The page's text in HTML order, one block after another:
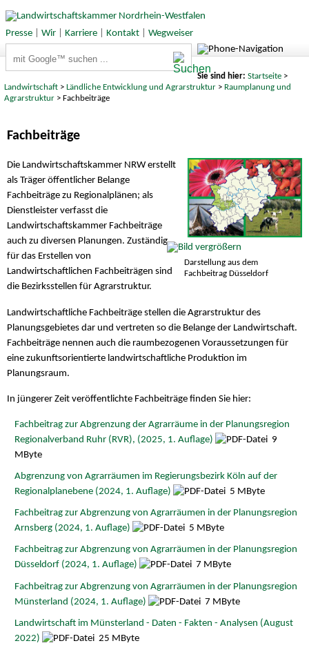
Presse| Wir| Karriere| Kontakt| Wegweiser
Sie sind hier: Startseite>
Landwirtschaft >Ländliche Entwicklung und Agrarstruktur > Raumplanung und
Agrarstruktur > Fachbeiträge
Fachbeiträge
Darstellung aus dem
Fachbeitrag Düsseldorf
Die Landwirtschaftskammer NRW erstellt
als Träger öffentlicher Belange
Fachbeiträge zu Regionalplänen; als
Dienstleister verfasst die
Landwirtschaftskammer Fachbeiträge
auch zu diversen Planungen. Zuständig
für das Erstellen von
Landwirtschaftlichen Fachbeiträgen sind
die Bezirksstellen für Agrarstruktur.
Landwirtschaftliche Fachbeiträge stellen die Agrarstruktur des
Planungsgebietes dar und vertreten so die Belange der Landwirtschaft.
Fachbeiträge nennen auch die raumbezogenen Voraussetzungen für
eine zukunftsorientierte landwirtschaftliche Produktion im
Planungsraum.
In jüngerer Zeit veröffentlichte Fachbeiträge finden Sie hier:
Fachbeitrag zur Abgrenzung der Agrarräume in der Planungsregion
Regionalverband Ruhr (RVR), (2025, 1. Auflage)
9
MByte
Abgrenzung von Agrarräumen im Regierungsbezirk Köln auf der
Regionalplanebene (2024, 1. Auflage)
5 MByte
Fachbeitrag zur Abgrenzung von Agrarräumen in der Planungsregion
Arnsberg (2024, 1. Auflage)
5 MByte
Fachbeitrag zur Abgrenzung von Agrarräumen in der Planungsregion
Düsseldorf (2024, 1. Auflage)
7 MByte
Fachbeitrag zur Abgrenzung von Agrarräumen in der Planungsregion
Münsterland (2024, 1. Auflage)
7 MByte
Landwirtschaft im Münsterland - Daten - Fakten - Analysen (August
2022)
25 MByte